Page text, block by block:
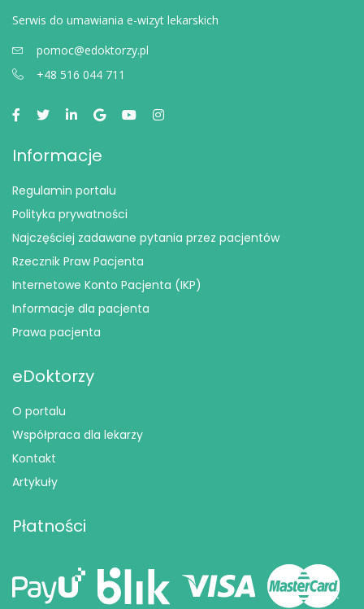
Serwis do umawiania e-wizyt lekarskich
pomoc@edoktorzy.pl
+48 516 044 711
Informacje
Regulamin portalu
Polityka prywatności
Najczęściej zadawane pytania przez pacjentów
Rzecznik Praw Pacjenta
Internetowe Konto Pacjenta (IKP)
Informacje dla pacjenta
Prawa pacjenta
eDoktorzy
O portalu
Współpraca dla lekarzy
Kontakt
Artykuły
Płatności